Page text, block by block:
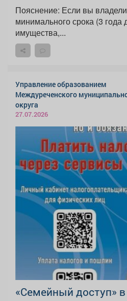
Пояснение: Если вы
минимального срока (3 года
имущества,...
Управление образованием
Междуреченского
округа
27.07.2026
«Семейный доступ»